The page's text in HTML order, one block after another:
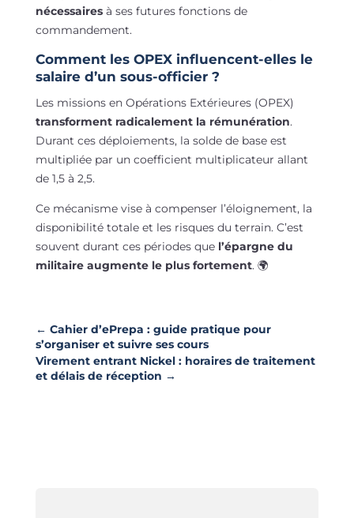
nécessairesà ses futures fonctions de
commandement.
Comment les OPEX influencent-elles le
salaire d’un sous-officier ?
Les missions en Opérations Extérieures (OPEX)
transforment radicalement la rémunération.
Durant ces déploiements, la solde de base est
multipliée par un coefficient multiplicateur allant
de 1,5 à 2,5.
Ce mécanisme vise à compenser l’éloignement, la
disponibilité totale et les risques du terrain. C’est
souvent durant ces périodes que l’épargne du
militaire augmente le plus fortement. 🌍
← Cahier d’ePrepa : guide pratique pour
s’organiser et suivre ses cours
Virement entrant Nickel : horaires de traitement
et délais de réception →